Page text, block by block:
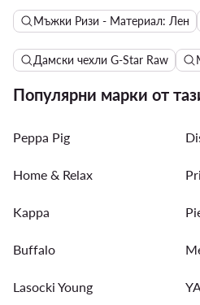
изперете в перална машина.
Мъжки Ризи - Материал: Лен
Дамски чехли G-Star Raw
Популярни марки от
Peppa Pig
Home & Relax
Kappa
Buffalo
Lasocki Young